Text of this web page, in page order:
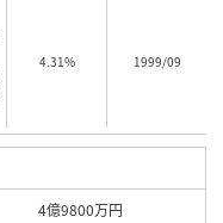
4.31% 1999/09
4億9800万円